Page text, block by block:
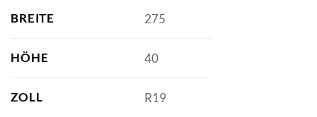
BREITE 275
HÖHE 40
ZOLL R19